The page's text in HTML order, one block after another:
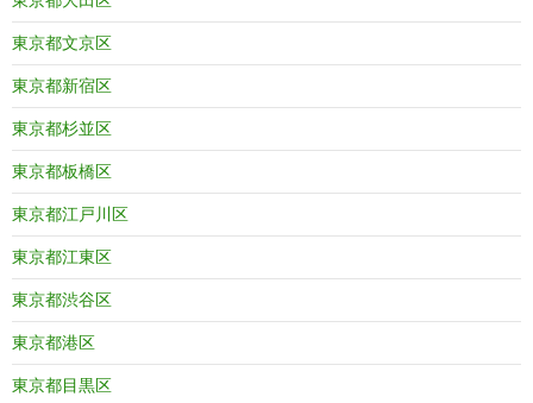
東京都文京区
東京都新宿区
東京都杉並区
東京都板橋区
東京都江戸川区
東京都江東区
東京都渋谷区
東京都港区
東京都目黒区